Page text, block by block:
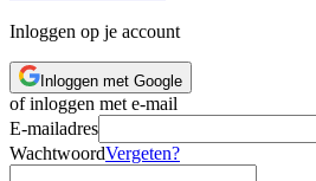
Inloggen op je account
Inloggen met Google
of inloggen met e-mail
E-mailadres
WachtwoordVergeten?